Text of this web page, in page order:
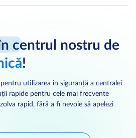
centrul nostru de
!
utilizarea în siguranță a centralei
rapide pentru cele mai frecvente
rapid, fără a fi nevoie să apelezi